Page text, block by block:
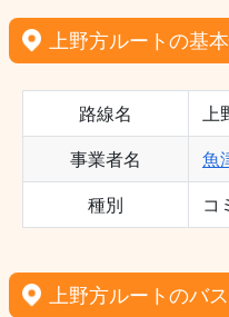
上野方ルートの基
路線名 上
事業者名 魚
種別 コ
上野方ルートのバ